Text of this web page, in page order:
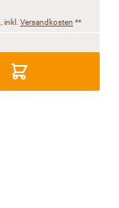
inkl. Versandkosten **